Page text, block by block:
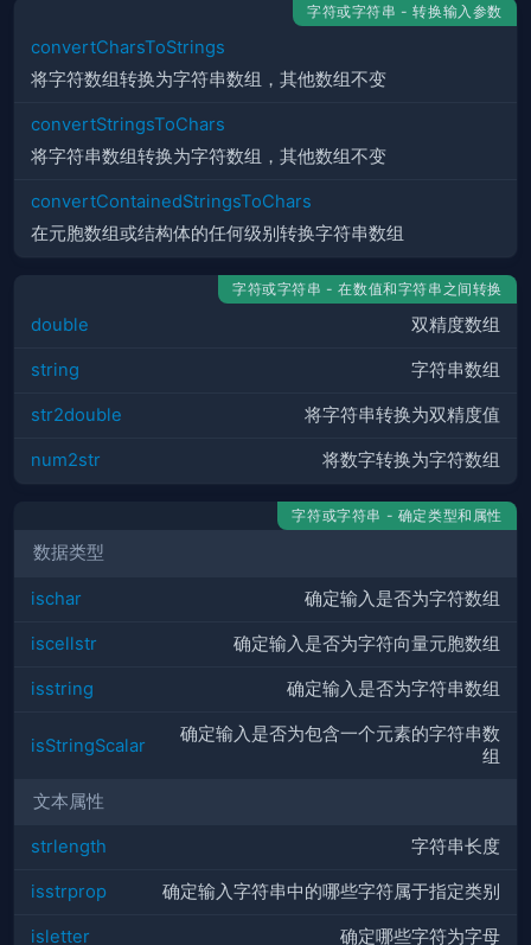
字符或字符串 - 转换输入参数
convertCharsToStrings
将字符数组转换为字符串数组，其他数组不变
convertStringsToChars
将字符串数组转换为字符数组，其他数组不变
convertContainedStringsToChars
在元胞数组或结构体的任何级别转换字符串数组
字符或字符串 - 在数值和字符串之间转换
double 双精度数组
string 字符串数组
str2double 将字符串转换为双精度值
num2str 将数字转换为字符数组
字符或字符串 - 确定类型和属性
数据类型
ischar 确定输入是否为字符数组
iscellstr 确定输入是否为字符向量元胞数组
isstring 确定输入是否为字符串数组
isStringScalar
确定输入是否为包含一个元素的字符串数
组
文本属性
strlength 字符串长度
isstrprop 确定输入字符串中的哪些字符属于指定类别
isletter 确定哪些字符为字母